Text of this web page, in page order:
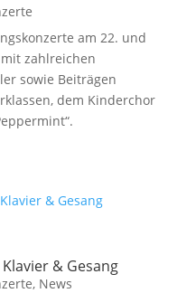
am 22. und
zahlreichen
sowie Beiträgen
dem Kinderchor
& Gesang
, News